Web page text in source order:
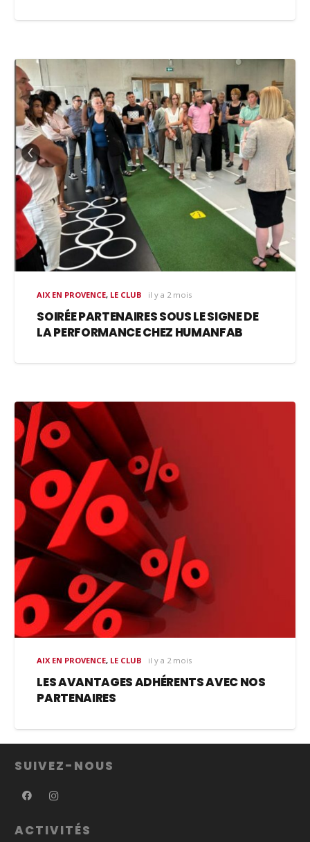
AIX EN PROVENCE, LE CLUB il y a 2 mois
SOIRÉE PARTENAIRES SOUS LE SIGNE DE
LA PERFORMANCE CHEZ HUMANFAB
AIX EN PROVENCE, LE CLUB il y a 2 mois
LES AVANTAGES ADHÉRENTS AVEC NOS
PARTENAIRES
SUIVEZ-NOUS
ACTIVITÉS